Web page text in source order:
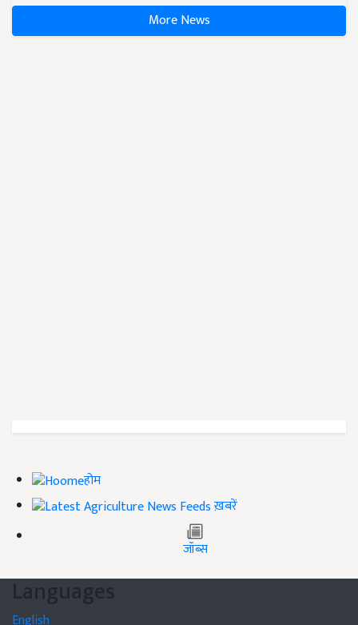
More News
होम
ख़बरें
जॉब्स
Languages